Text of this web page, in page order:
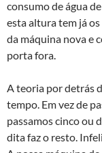
consumo de água
esta altura tem já
da máquina nova e
porta fora.
A teoria por detrás
tempo. Em vez de
passamos cinco ou
dita faz o resto.